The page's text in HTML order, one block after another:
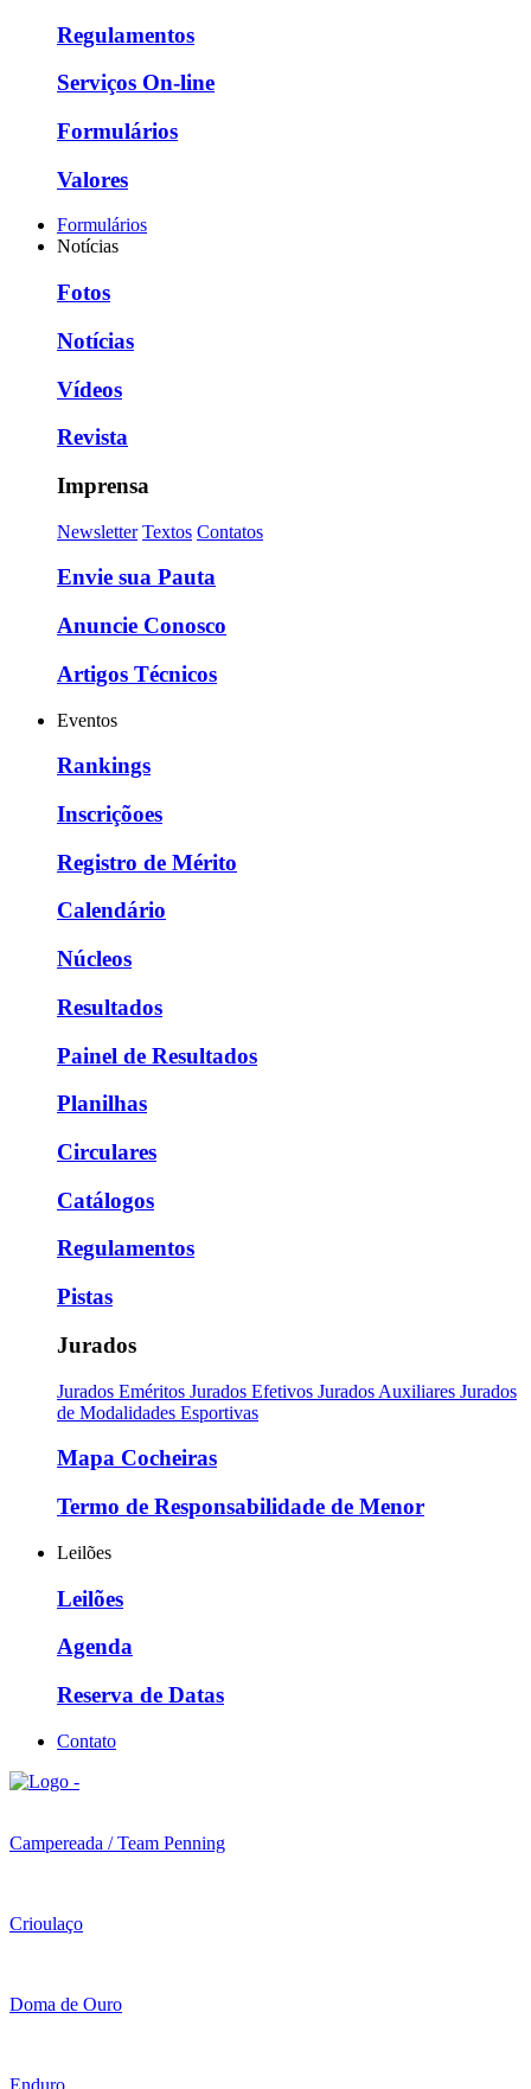
Regulamentos
Serviços On-line
Formulários
Valores
Formulários
Notícias
Fotos
Notícias
Vídeos
Revista
Imprensa
Newsletter Textos Contatos
Envie sua Pauta
Anuncie Conosco
Artigos Técnicos
Eventos
Rankings
Inscriçõoes
Registro de Mérito
Calendário
Núcleos
Resultados
Painel de Resultados
Planilhas
Circulares
Catálogos
Regulamentos
Pistas
Jurados
Jurados Eméritos Jurados Efetivos Jurados Auxiliares Jurados
de Modalidades Esportivas
Mapa Cocheiras
Termo de Responsabilidade de Menor
Leilões
Leilões
Agenda
Reserva de Datas
Contato
Campereada / Team Penning
Crioulaço
Doma de Ouro
Enduro